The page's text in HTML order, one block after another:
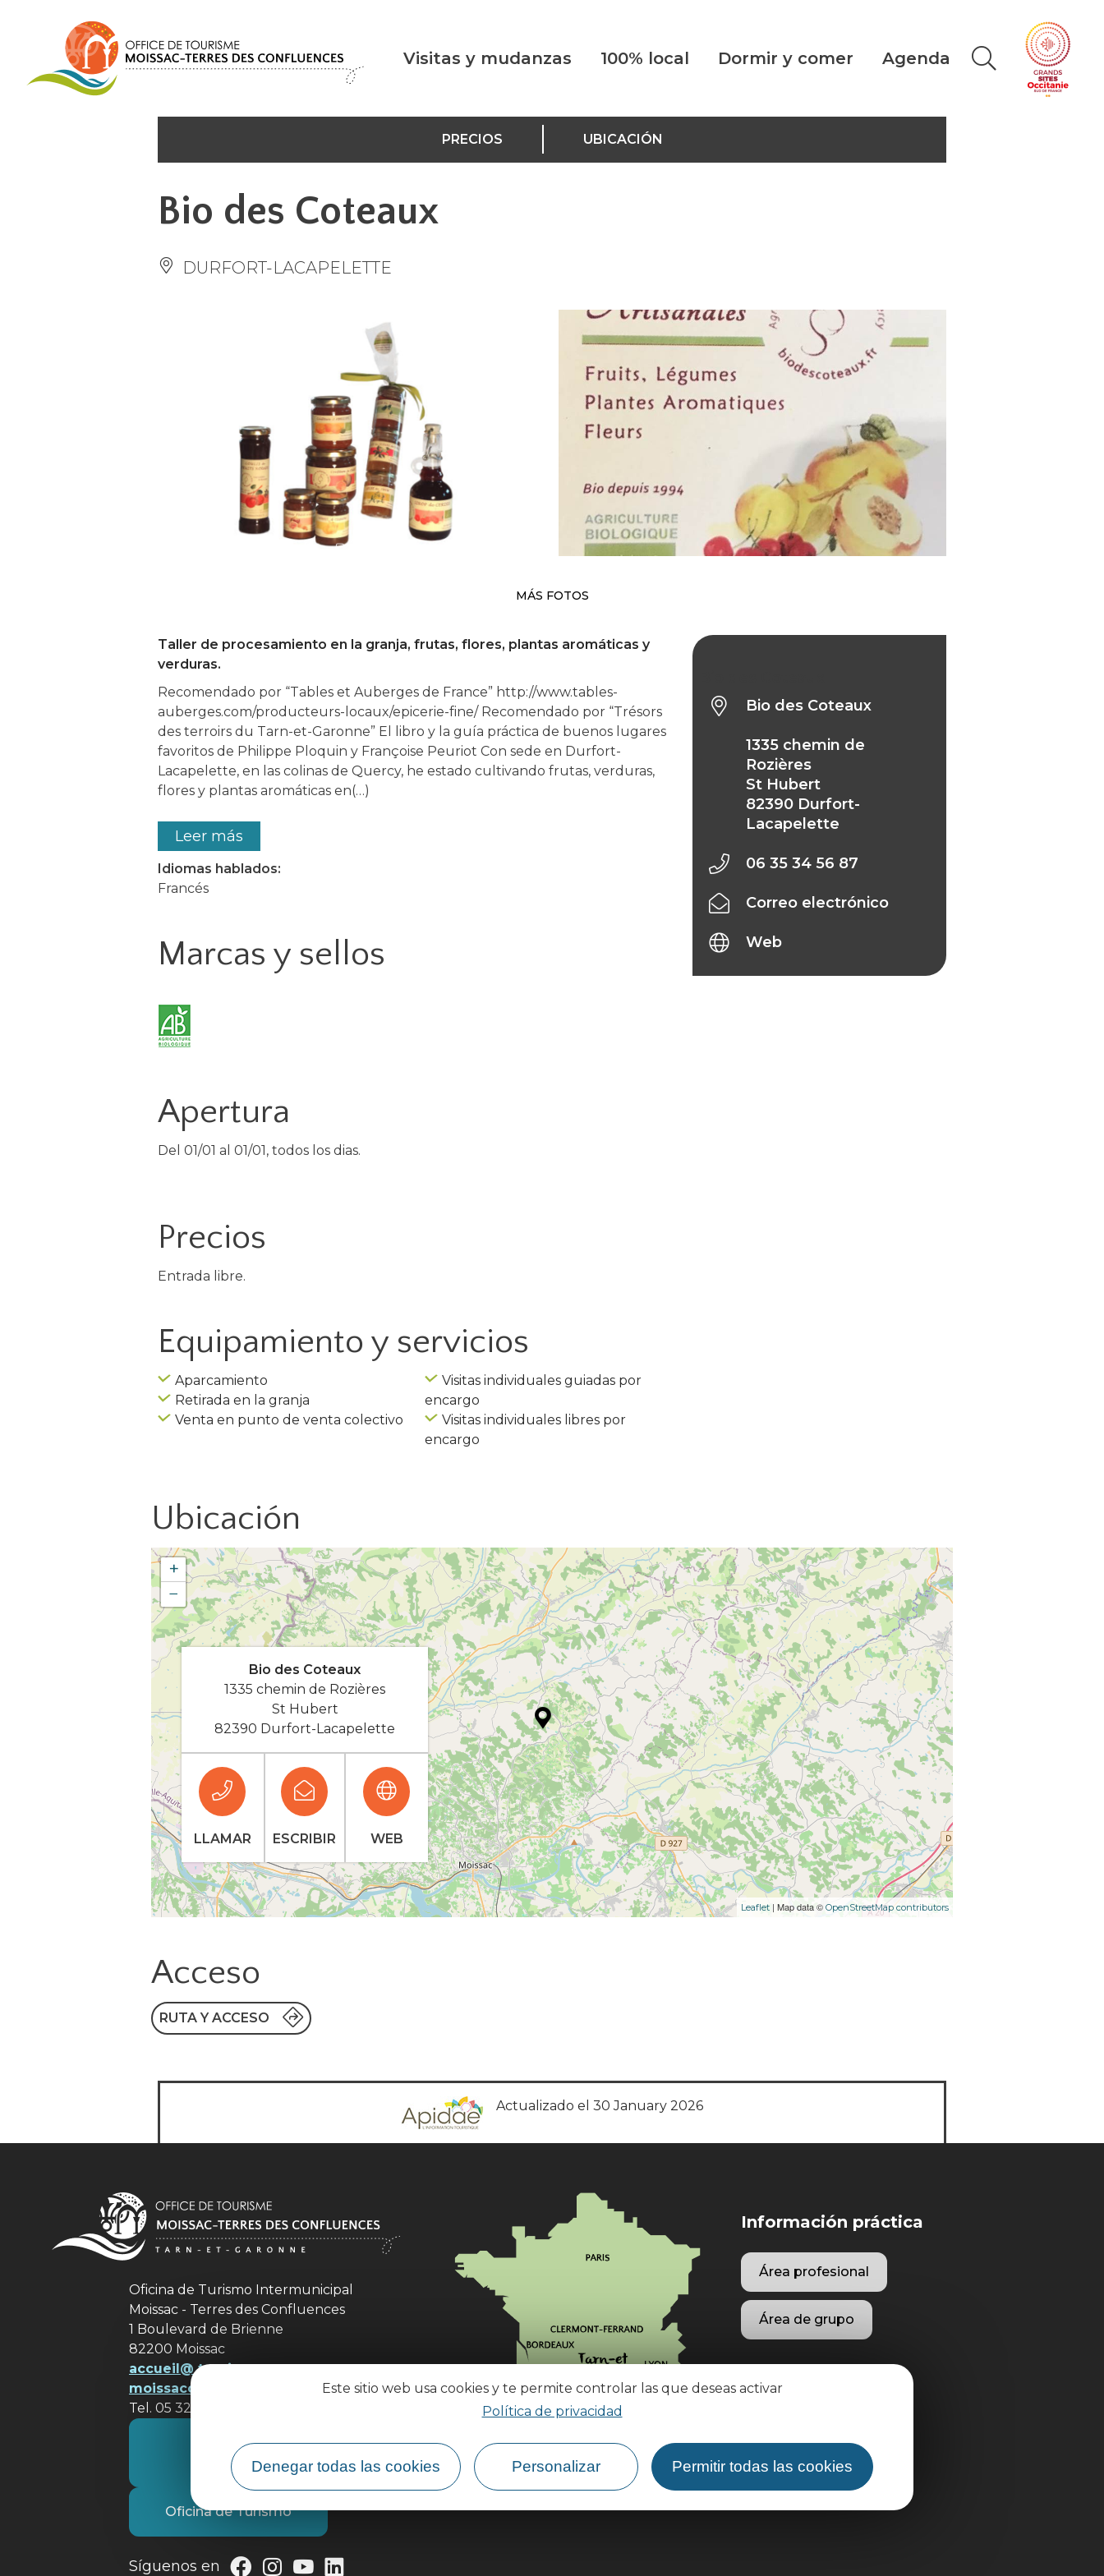
Este sitio web usa cookies y te permite controlar las que deseas activar
Política de privacidad
Denegar todas las cookies Personalizar Permitir todas las cookies
Visitas y mudanzas 100% local Dormir y comer Agenda
PRECIOS UBICACIÓN
Bio des Coteaux
DURFORT-LACAPELETTE
MÁS FOTOS
Taller de procesamiento en la granja, frutas, flores, plantas aromáticas y
verduras.
Recomendado por “Tables et Auberges de France” http://www.tables-
auberges.com/producteurs-locaux/epicerie-fine/ Recomendado por “Trésors
des terroirs du Tarn-et-Garonne” El libro y la guía práctica de buenos lugares
favoritos de Philippe Ploquin y Françoise Peuriot Con sede en Durfort-
Lacapelette, en las colinas de Quercy, he estado cultivando frutas, verduras,
flores y plantas aromáticas en(…)
Leer más
Idiomas hablados:
Francés
Marcas y sellos
Apertura
Del 01/01 al 01/01, todos los dias.
Precios
Entrada libre.
Equipamiento y servicios
Aparcamiento
Retirada en la granja
Venta en punto de venta colectivo
Visitas individuales guiadas por
encargo
Visitas individuales libres por
encargo
Bio des Coteaux
1335 chemin de
Rozières
St Hubert
82390 Durfort-
Lacapelette
06 35 34 56 87
Correo electrónico
Web
Ubicación
+
−
Leaflet | Map data © OpenStreetMap contributors
Bio des Coteaux
1335 chemin de Rozières
St Hubert
82390 Durfort-Lacapelette
LLAMAR ESCRIBIR WEB
Acceso
RUTA Y ACCESO
Actualizado el 30 January 2026
Oficina de Turismo Intermunicipal
Moissac - Terres des Confluences
1 Boulevard de Brienne
82200 Moissac
accueil@ tourisme-
moissacconfluences.fr
Tel. 05 32 09 69 36
Póngase en contacto con
nosotros
Oficina de Turismo
Síguenos en
¿Cómo llegar?
Información práctica
Área profesional
Área de grupo